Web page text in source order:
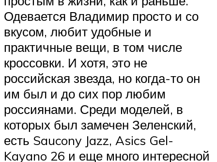
Одевается Владимир просто и со
вкусом, любит удобные и
практичные вещи, в том числе
кроссовки. И хотя, это не
российская звезда, но когда-то он
им был и до сих пор любим
россиянами. Среди моделей, в
которых был замечен Зеленский,
есть Saucony Jazz, Asics Gel-
Kayano 26 и еще много интересной